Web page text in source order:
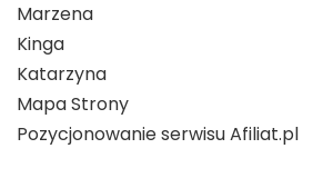
Marzena
Kinga
Katarzyna
Mapa Strony
Pozycjonowanie serwisu Afiliat.pl